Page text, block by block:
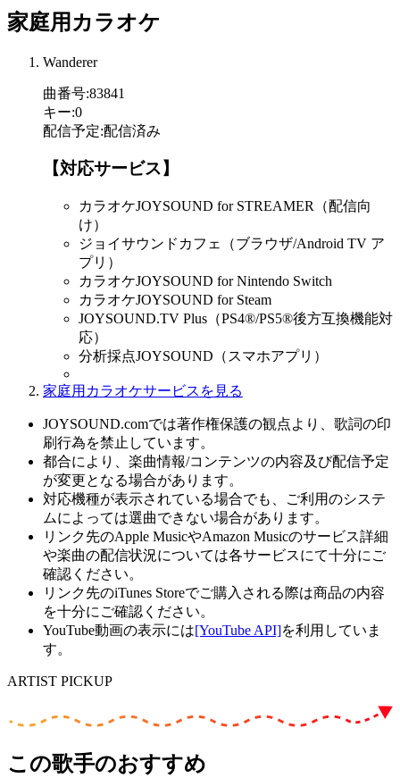
家庭用カラオケ
Wanderer
曲番号:83841
キー:0
配信予定:配信済み
【対応サービス】
カラオケJOYSOUND for STREAMER（配信向
け）
ジョイサウンドカフェ（ブラウザ/Android TV ア
プリ）
カラオケJOYSOUND for Nintendo Switch
カラオケJOYSOUND for Steam
JOYSOUND.TV Plus（PS4®/PS5®後方互換機能対
応）
分析採点JOYSOUND（スマホアプリ）
家庭用カラオケサービスを見る
JOYSOUND.comでは著作権保護の観点より、歌詞の印
刷行為を禁止しています。
都合により、楽曲情報/コンテンツの内容及び配信予定
が変更となる場合があります。
対応機種が表示されている場合でも、ご利用のシステ
ムによっては選曲できない場合があります。
リンク先のApple MusicやAmazon Musicのサービス詳細
や楽曲の配信状況については各サービスにて十分にご
確認ください。
リンク先のiTunes Storeでご購入される際は商品の内容
を十分にご確認ください。
YouTube動画の表示には[YouTube API]を利用していま
す。
ARTIST PICKUP
この歌手のおすすめ